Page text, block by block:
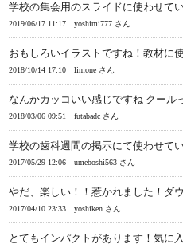
学校の集会用のスライドに使わせて
2019/06/17 11:17 yoshimi777 さん
おもしろいイラストですね！教材に
2018/10/14 17:10 limone さん
なんかカッコいい感じですね クール
2018/03/06 09:51 futabadc さん
学校の歯科週間の掲示にて使わせて
2017/05/29 12:06 umeboshi563 さん
やだ、楽しい！！惹かれました！ダ
2017/04/10 23:33 yoshiken さん
とてもインパクトがあります！気に